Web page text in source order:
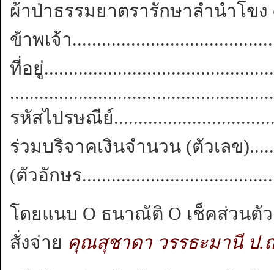
ผ้าป่าธรรมยาตรารักษาลำนำโ
ข้าพเจ้า
ที่อยู่
รหัสไปรษณีย์
ร่วมบริจาคเงินจำนวน (ตัวเลข
(ตัวอักษร
โดยแนบ O ธนาณัติ O เช็คส่วนตั
สั่งจ่าย คุณสุชาดา วรรธะมานี ป.